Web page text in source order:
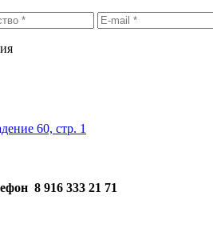
60, стр. 1
8 916 333 21 71